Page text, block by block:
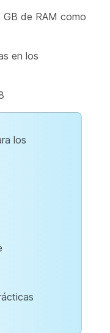
de RAM como
en los
los